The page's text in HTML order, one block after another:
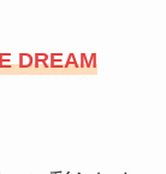
DREAM